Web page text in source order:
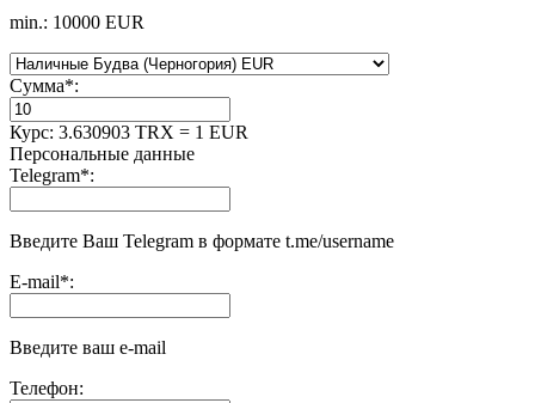
min.: 10000 EUR
Сумма*:
Курс: 3.630903 TRX = 1 EUR
Персональные данные
Telegram*:
Введите Ваш Telegram в формате t.me/username
E-mail*:
Введите ваш e-mail
Телефон: